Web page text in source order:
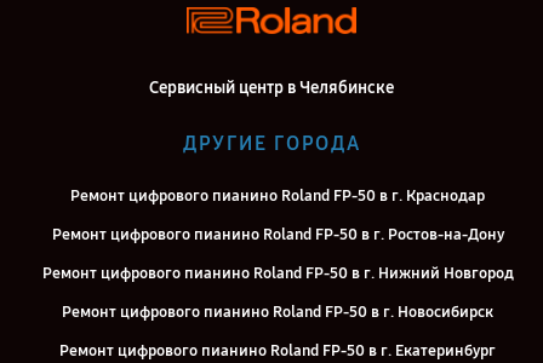
Сервисный центр в Челябинске
ДРУГИЕ ГОРОДА
Ремонт цифрового пианино Roland FP-50 в г. Краснодар
Ремонт цифрового пианино Roland FP-50 в г. Ростов-на-Дону
Ремонт цифрового пианино Roland FP-50 в г. Нижний Новгород
Ремонт цифрового пианино Roland FP-50 в г. Новосибирск
Ремонт цифрового пианино Roland FP-50 в г. Екатеринбург